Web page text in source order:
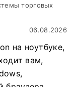
торговых
06.08.2026
на ноутбуке,
вам,